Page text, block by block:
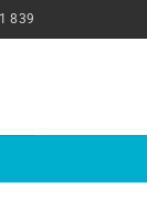
839